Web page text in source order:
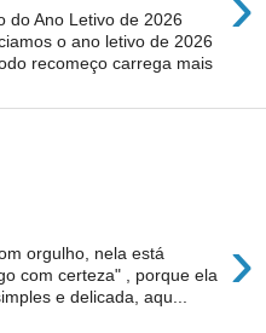
do Ano Letivo de 2026
o ano letivo de 2026
recomeço carrega mais
›
orgulho, nela está
com certeza" , porque ela
e delicada, aqu...